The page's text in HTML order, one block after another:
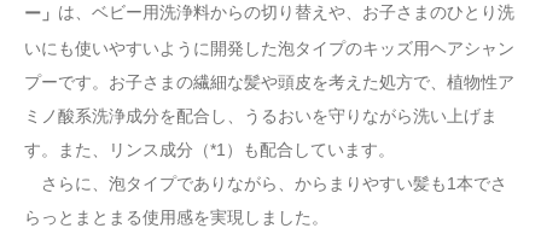
ー」 は、ベビー用洗浄料からの切り替えや、お子さまのひとり洗
いにも使いやすいように開発した泡タイプのキッズ用ヘアシャン
プーです。お子さまの繊細な髪や頭皮を考えた処方で、植物性ア
ミノ酸系洗浄成分を配合し、うるおいを守りながら洗い上げま
す。また、リンス成分（*1）も配合しています。
さらに、泡タイプでありながら、からまりやすい髪も1本でさ
らっとまとまる使用感を実現しました。